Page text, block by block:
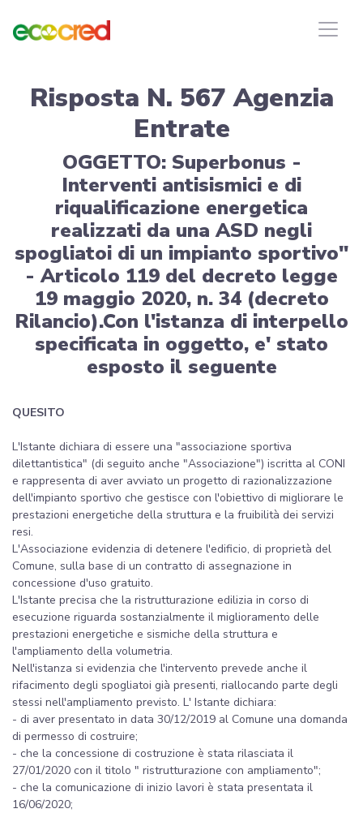
Risposta N. 567 Agenzia
Entrate
OGGETTO: Superbonus -
Interventi antisismici e di
riqualificazione energetica
realizzati da una ASD negli
spogliatoi di un impianto sportivo"
- Articolo 119 del decreto legge
19 maggio 2020, n. 34 (decreto
Rilancio).Con l'istanza di interpello
specificata in oggetto, e' stato
esposto il seguente
QUESITO
L'Istante dichiara di essere una "associazione sportiva
dilettantistica" (di seguito anche "Associazione") iscritta al CONI
e rappresenta di aver avviato un progetto di razionalizzazione
dell'impianto sportivo che gestisce con l'obiettivo di migliorare le
prestazioni energetiche della struttura e la fruibilità dei servizi
resi.
L'Associazione evidenzia di detenere l'edificio, di proprietà del
Comune, sulla base di un contratto di assegnazione in
concessione d'uso gratuito.
L'Istante precisa che la ristrutturazione edilizia in corso di
esecuzione riguarda sostanzialmente il miglioramento delle
prestazioni energetiche e sismiche della struttura e
l'ampliamento della volumetria.
Nell'istanza si evidenzia che l'intervento prevede anche il
rifacimento degli spogliatoi già presenti, riallocando parte degli
stessi nell'ampliamento previsto. L' Istante dichiara:
- di aver presentato in data 30/12/2019 al Comune una domanda
di permesso di costruire;
- che la concessione di costruzione è stata rilasciata il
27/01/2020 con il titolo " ristrutturazione con ampliamento";
- che la comunicazione di inizio lavori è stata presentata il
16/06/2020;